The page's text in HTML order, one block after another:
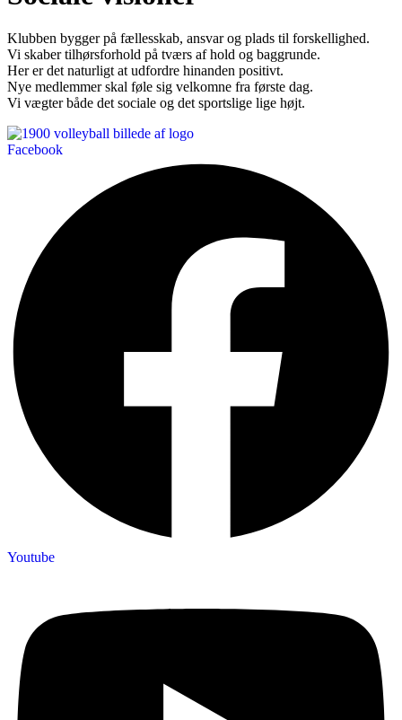
Klubben bygger på fællesskab, ansvar og plads til forskellighed.
Vi skaber tilhørsforhold på tværs af hold og baggrunde.
Her er det naturligt at udfordre hinanden positivt.
Nye medlemmer skal føle sig velkomne fra første dag.
Vi vægter både det sociale og det sportslige lige højt.
Facebook
Youtube